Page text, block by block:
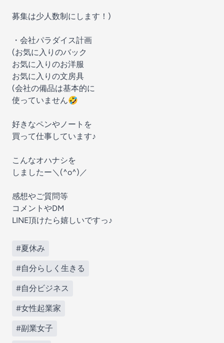
募集は少人数制にします！)
・会社パラダイス計画
(お気に入りのバック
お気に入りのお洋服
お気に入りの文房具
(会社の備品は基本的に
使っていません🤣
好きなペンやノートを
買って仕事しています♪
こんなオハナシを
しましたー＼(^o^)／
感想やご質問等
コメントやDM
LINE頂けたら嬉しいですっ♪
#夏休み
#自分らしく生きる
#自分ビジネス
#女性起業家
#副業女子